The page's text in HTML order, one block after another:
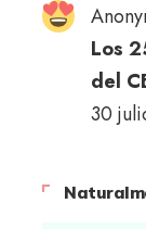
Los
del
30